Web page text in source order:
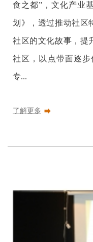
食之都”，文化产业
划》，透过推动社区
社区的文化故事，提
社区，以点带面逐
专...
了解更多